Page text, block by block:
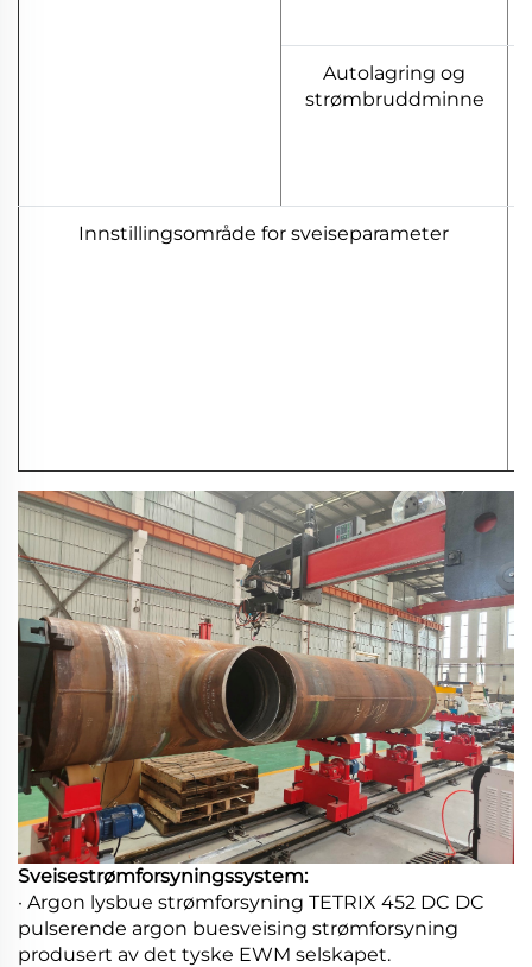
Autolagring og
strømbruddminne
Innstillingsområde for sveiseparameter
Sveisestrømforsyningssystem:
· Argon lysbue strømforsyning TETRIX 452 DC DC
pulserende argon buesveising strømforsyning
produsert av det tyske EWM selskapet.